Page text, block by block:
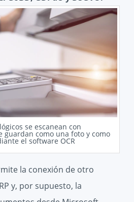
se escanean con
guardan como una foto y como
el software OCR
la conexión de otro
y, por supuesto, la